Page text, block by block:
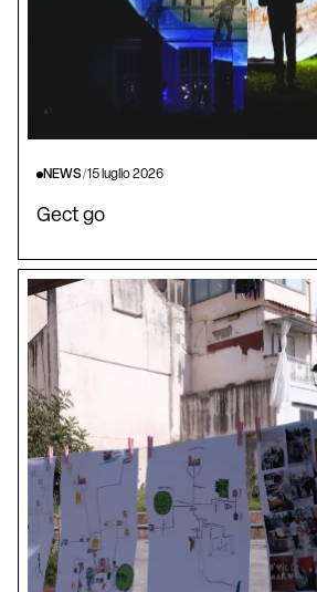
NEWS/15 luglio 2026
Gect go